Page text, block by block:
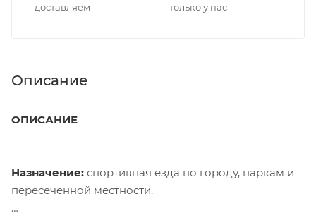
доставляем
только у нас
Описание
ОПИСАНИЕ
Назначение: спортивная езда по городу, паркам и
пересеченной местности.